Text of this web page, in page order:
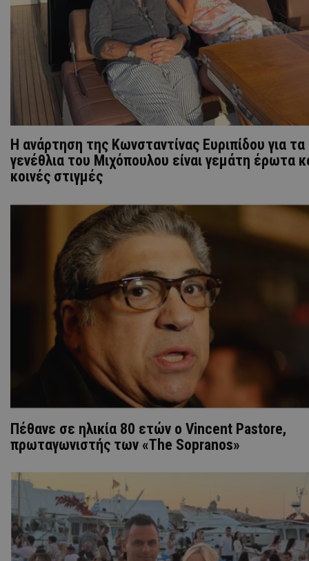
Η ανάρτηση της Kωνσταντίνας Ευριπίδου για τα
γενέθλια του Μιχόπουλου είναι γεμάτη έρωτα
κοινές στιγμές
Πέθανε σε ηλικία 80 ετών ο Vincent Pastore,
πρωταγωνιστής των «The Sopranos»